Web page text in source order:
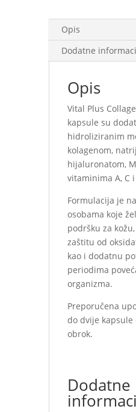
Opis
Dodatne
Opis
Vital Plus
kapsule su
hidroliziranim
kolagenom,
hijaluronatom,
vitaminima A, C i
Formulacija je
osobama koje
podršku za
zaštitu od
kao i dodatnu
periodima
organizma.
Preporučena
do dvije kapsule
obrok.
Dodatne